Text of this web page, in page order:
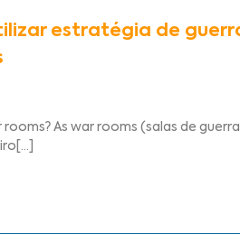
estratégia de
As war rooms (salas de